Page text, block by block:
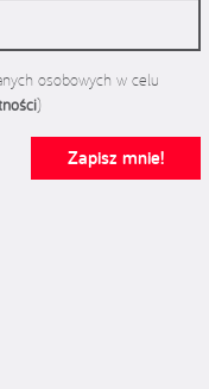
osobowych w celu
)
Zapisz mnie!